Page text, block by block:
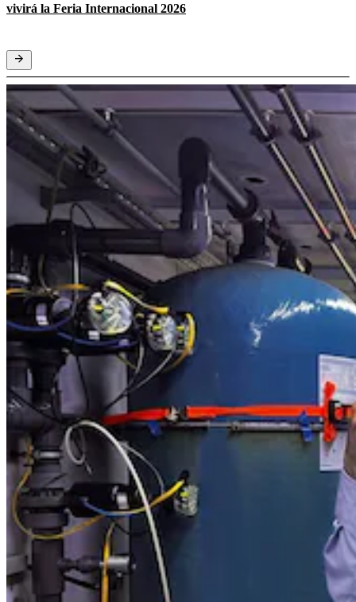
vivirá la Feria Internacional 2026